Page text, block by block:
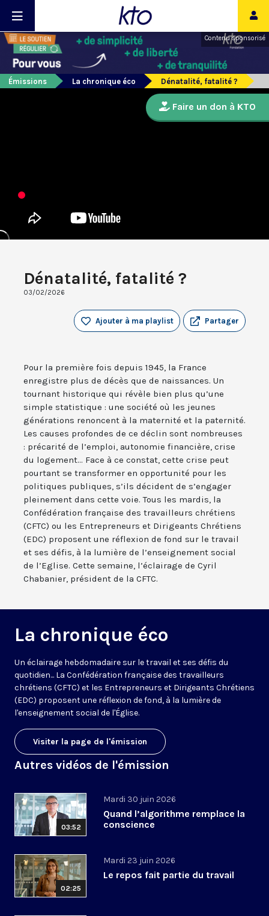
Contenu sponsorisé
Émissions La chronique éco Dénatalité, fatalité ?
Dénatalité, fatalité ?
03/02/2026
Partager
Ajouter à ma playlist
Pour la première fois depuis 1945, la France
enregistre plus de décès que de naissances. Un
tournant historique qui révèle bien plus qu’une
simple statistique : une société où les jeunes
générations renoncent à la maternité et la paternité.
Les causes profondes de ce déclin sont nombreuses
: précarité de l’emploi, autonomie financière, crise
du logement... Face à ce constat, cette crise peut
pourtant se transformer en opportunité pour les
politiques publiques, s’ils décident de s’engager
pleinement dans cette voie. Tous les mardis, la
Confédération française des travailleurs chrétiens
(CFTC) ou les Entrepreneurs et Dirigeants Chrétiens
(EDC) proposent une réflexion de fond sur le travail
et ses défis, à la lumière de l’enseignement social
de l’Eglise. Cette semaine, l’éclairage de Cyril
Chabanier, président de la CFTC.
La chronique éco
Un éclairage hebdomadaire sur le travail et ses défis du
quotidien... La Confédération française des travailleurs
chrétiens (CFTC) et les Entrepreneurs et Dirigeants Chrétiens
(EDC) proposent une réflexion de fond, à la lumière de
l'enseignement social de l'Église.
Visiter la page de l'émission
Autres vidéos de l'émission
03:52
Mardi 30 juin 2026
Quand l’algorithme remplace la
conscience
02:25
Mardi 23 juin 2026
Le repos fait partie du travail
Faire un don à KTO